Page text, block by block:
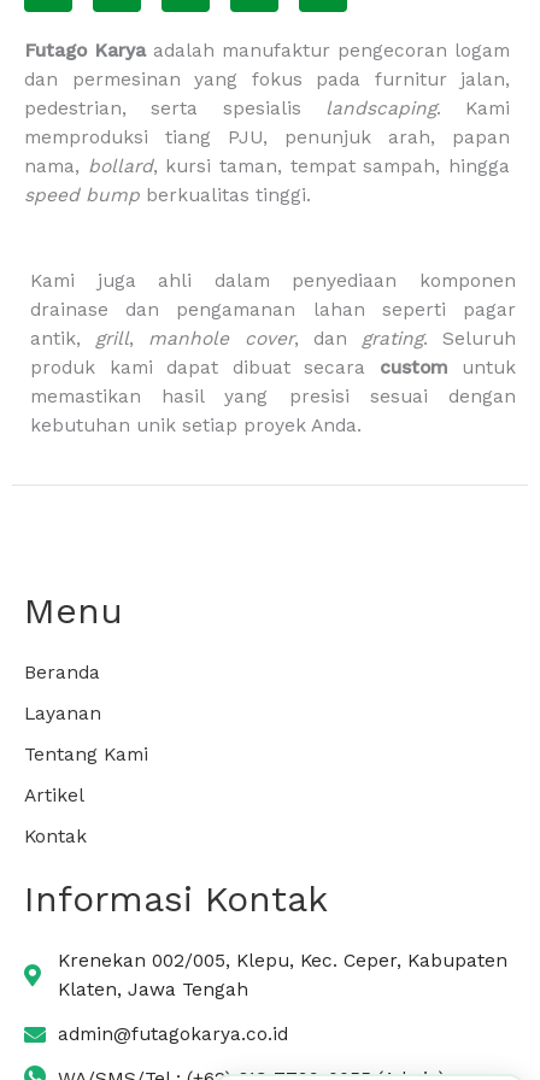
e
b
o
o
k
t
a
g
r
a
m
t
o
k
t
u
b
e
p
p
i
n
g
-
Futago Karyaadalah manufaktur pengecoran logam
dan permesinan yang fokus pada furnitur jalan,
pedestrian, serta spesialis landscaping. Kami
memproduksi tiang PJU, penunjuk arah, papan
nama, bollard, kursi taman, tempat sampah, hingga
speed bump berkualitas tinggi.
Kami juga ahli dalam penyediaan komponen
drainase dan pengamanan lahan seperti pagar
antik, grill, manhole cover, dan grating. Seluruh
produk kami dapat dibuat secara custom untuk
memastikan hasil yang presisi sesuai dengan
kebutuhan unik setiap proyek Anda.
Menu
Beranda
Layanan
Tentang Kami
Artikel
Kontak
Informasi Kontak
Krenekan 002/005, Klepu, Kec. Ceper, Kabupaten
Klaten, Jawa Tengah
admin@futagokarya.co.id